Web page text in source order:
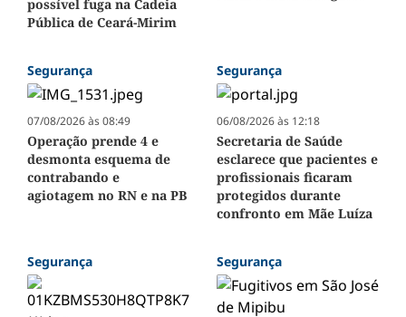
possível fuga na Cadeia
Pública de Ceará-Mirim
Segurança
07/08/2026 às 08:49
Operação prende 4 e
desmonta esquema de
contrabando e
agiotagem no RN e na PB
Segurança
06/08/2026 às 12:18
Secretaria de Saúde
esclarece que pacientes e
profissionais ficaram
protegidos durante
confronto em Mãe Luíza
Segurança Segurança